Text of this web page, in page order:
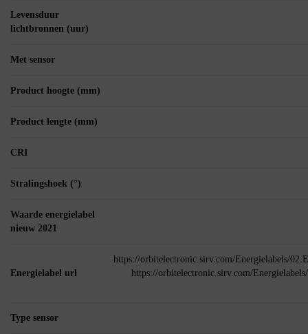
Levensduur
lichtbronnen (uur)
Met sensor
Product hoogte (mm)
Product lengte (mm)
CRI
Stralingshoek (°)
Waarde energielabel
nieuw 2021
Energielabel url
https://orbitelectronic.sirv.com/Energielabels/
https://orbitelectronic.sirv.com/
Type sensor